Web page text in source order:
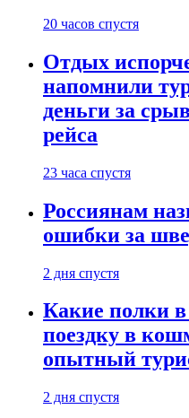
20 часов спустя
Отдых
напомнили
деньги за
рейса
23 часа спустя
Россиянам
ошибки за
2 дня спустя
Какие полки в
поездку в
опытный
2 дня спустя